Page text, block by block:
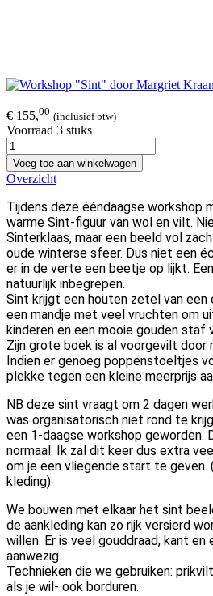
€ 155,00 (inclusief btw)
Voorraad 3 stuks
Voeg toe aan winkelwagen
Overzicht
Tijdens deze ééndaagse workshop
warme Sint-figuur van wol en vilt.
Sinterklaas, maar een beeld vol
oude winterse sfeer. Dus niet een
er in de verte een beetje op lijkt.
natuurlijk inbegrepen.
Sint krijgt een houten zetel van een
een mandje met veel vruchten om
kinderen en een mooie gouden staf
Zijn grote boek is al voorgevilt door
Indien er genoeg poppenstoeltjes
plekke tegen een kleine meerprijs
NB deze sint vraagt om 2 dagen
was organisatorisch niet rond te
een 1-daagse workshop geworden.
normaal. Ik zal dit keer dus extra
om je een vliegende start te geven.
kleding)
We bouwen met elkaar het sint
de aankleding kan zo rijk versierd
willen. Er is veel gouddraad, kant
aanwezig.
Technieken die we gebruiken:
als je wil- ook borduren.